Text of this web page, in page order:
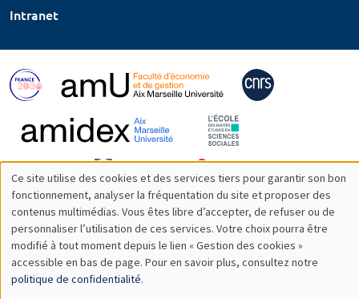
Intranet
Utilisation
des
données
personnelles
Ce site utilise des cookies et des services tiers pour garantir son bon
fonctionnement, analyser la fréquentation du site et proposer des
contenus multimédias. Vous êtes libre d’accepter, de refuser ou de
personnaliser l’utilisation de ces services. Votre choix pourra être
modifié à tout moment depuis le lien « Gestion des cookies »
accessible en bas de page. Pour en savoir plus, consultez notre
politique de confidentialité.